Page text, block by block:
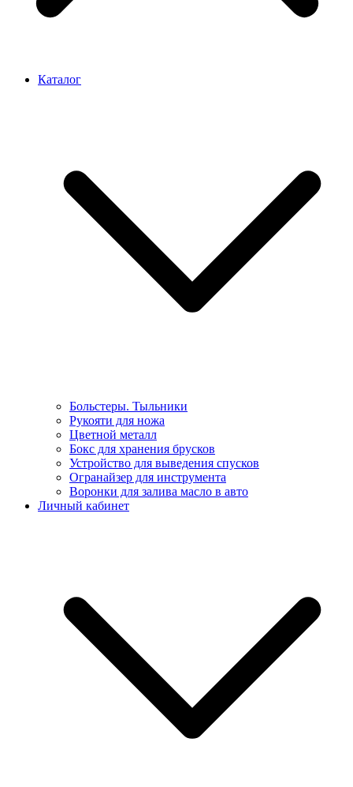
Каталог
Больстеры. Тыльники
Рукояти для ножа
Цветной металл
Бокс для хранения брусков
Устройство для выведения спусков
Огранайзер для инструмента
Воронки для залива масло в авто
Личный кабинет